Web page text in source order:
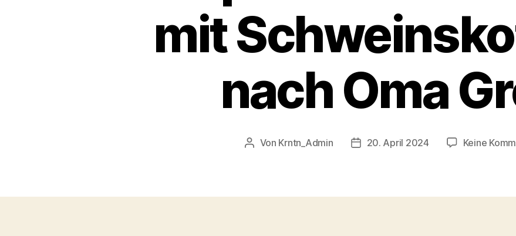
mit
nach Oma
Beitragsautor
Von Krntn_Admin Veröffentlichungsdatum
20. April 2024 Keine